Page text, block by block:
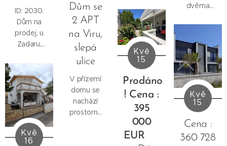
Vnější
schodiště
vede do
horního
patra
domu, kde
se
nacházejí
dva
apartmány.
Dvoupokojový...
ID: 2030.
Dům na
prodej, u
Zadaru,
budova, na
fantastickém
místě.
Nachází se
130 m od
moře a
nabízí
nádherný
Dům se
2 APT
na Viru,
slepá
ulice
V přízemí
domu se
nachází
prostorný
stojící dům
se
samistatnou
garáží.
dvěma
pouhých
20 m od
pláže, hned
vedle
krásné
písečné
- pozemek
132 m2
Kvě
16
Kvě
15
Cena :
360 728
Kvě
15
Prodáno
! Cena :
395
000
EUR